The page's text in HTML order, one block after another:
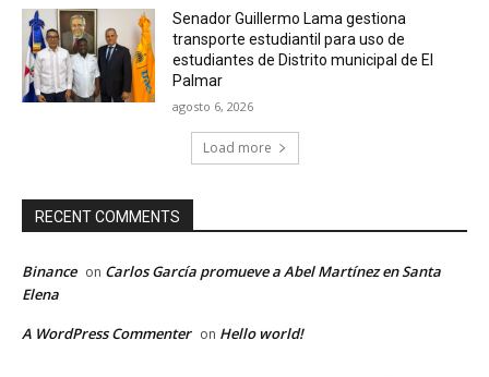
Senador Guillermo Lama gestiona
transporte estudiantil para uso de
estudiantes de Distrito municipal de El
Palmar
agosto 6, 2026
Load more
RECENT COMMENTS
Binance on Carlos García promueve a Abel Martínez en Santa
Elena
A WordPress Commenter on Hello world!